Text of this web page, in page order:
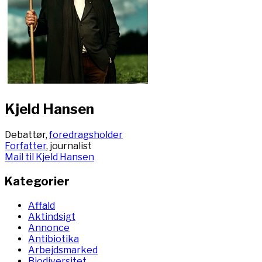
Kjeld Hansen
Debattør,foredragsholder
Forfatter, journalist
Mail til Kjeld Hansen
Kategorier
Affald
Aktindsigt
Annonce
Antibiotika
Arbejdsmarked